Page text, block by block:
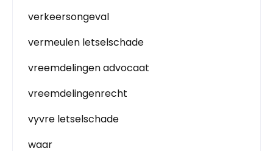
verkeersongeval
vermeulen letselschade
vreemdelingen advocaat
vreemdelingenrecht
vyvre letselschade
waar